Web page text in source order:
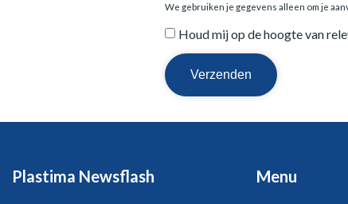
We gebruiken je gegevens alleen om je
Houd mij op de hoogte van
Plastima Newsflash Menu